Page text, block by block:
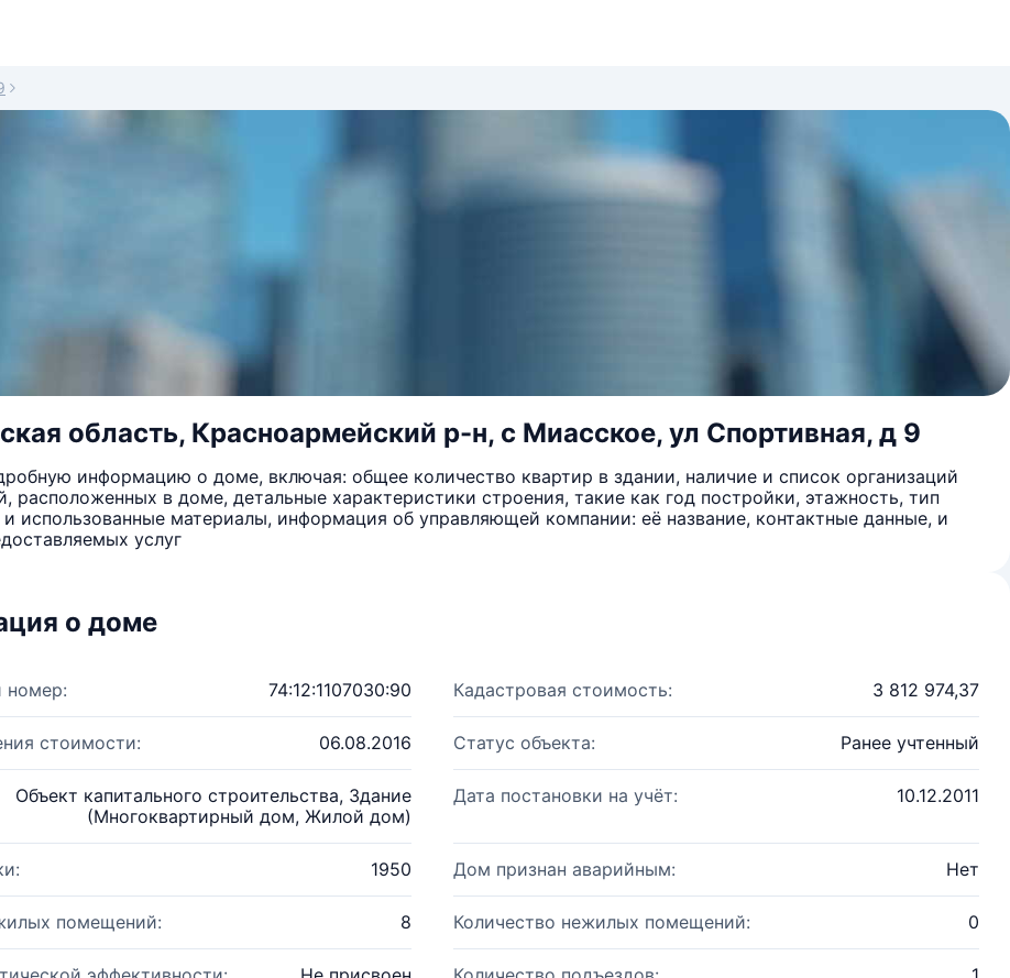
область, Красноармейский р-н, с Миасское, ул Спортивная, д 9
информацию о доме, включая: общее количество квартир в здании, наличие и список организаций
расположенных в доме, детальные характеристики строения, такие как год постройки, этажность, тип
и использованные материалы, информация об управляющей компании: её название, контактные данные, и
услуг
о доме
номер: 74:12:1107030:90 Кадастровая стоимость: 3 812 974,37
стоимости: 06.08.2016 Статус объекта: Ранее учтенный
Объект капитального строительства, Здание
(Многоквартирный дом, Жилой дом)
Дата постановки на учёт: 10.12.2011
1950 Дом признан аварийным: Нет
помещений: 8 Количество нежилых помещений: 0